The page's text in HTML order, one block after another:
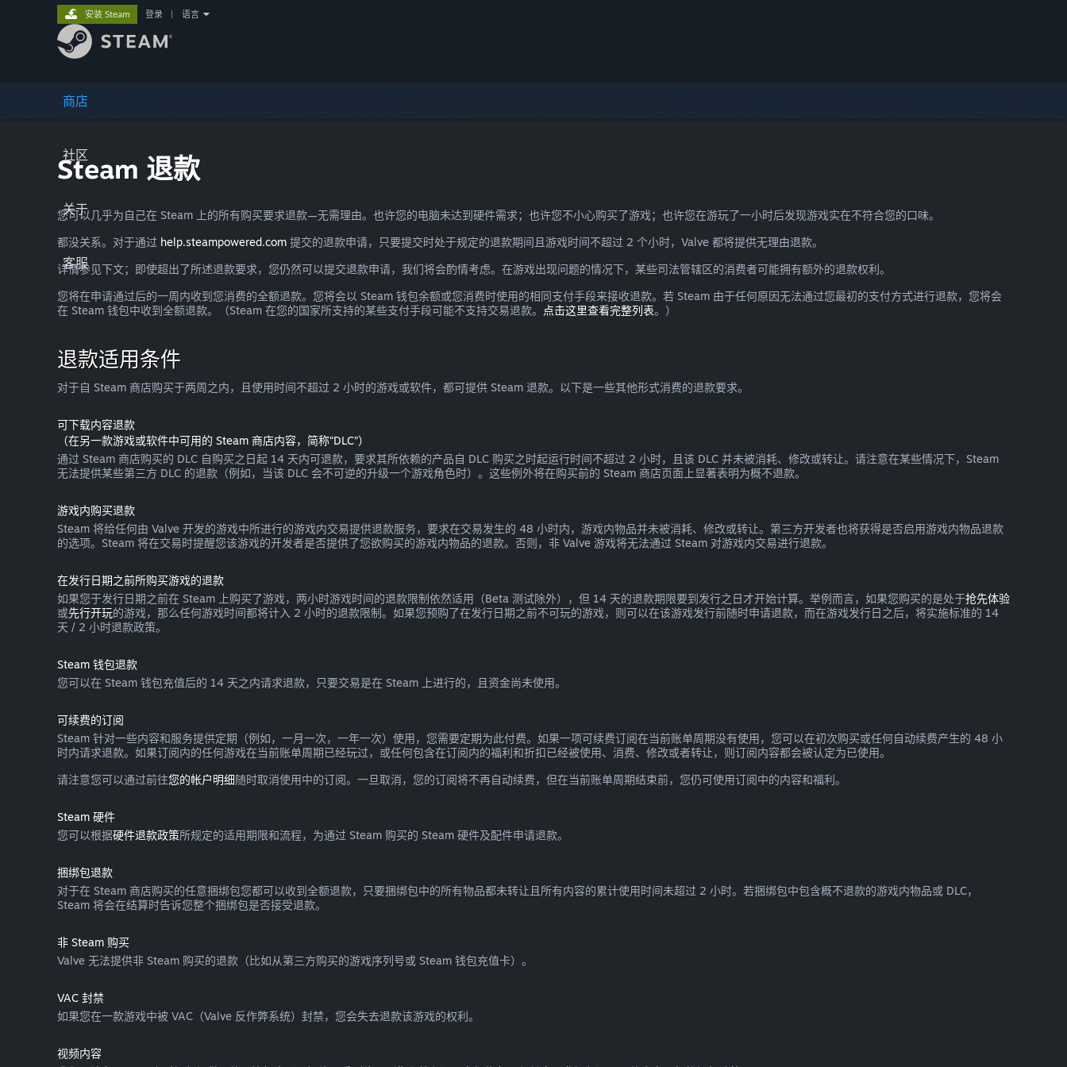
商店
社区
关于
客服
安装 Steam 登录 语言
Steam 退款
您可以几乎为自己在 Steam 上的所有购买要求退款—无需理由。也许您的电脑未达到硬件需求；也许您不小心购买了游戏；也许您在游玩了一小时后发现游戏实在不符合您的口味。
都没关系。对于通过 help.steampowered.com 提交的退款申请，只要提交时处于规定的退款期间且游戏时间不超过 2 个小时，Valve 都将提供无理由退款。
详情参见下文；即使超出了所述退款要求，您仍然可以提交退款申请，我们将会酌情考虑。在游戏出现问题的情况下，某些司法管辖区的消费者可能拥有额外的退款权利。
您将在申请通过后的一周内收到您消费的全额退款。您将会以 Steam 钱包余额或您消费时使用的相同支付手段来接收退款。若 Steam 由于任何原因无法通过您最初的支付方式进行退款，您将会
在 Steam 钱包中收到全额退款。（Steam 在您的国家所支持的某些支付手段可能不支持交易退款。
点击这里查看完整列表。）
退款适用条件
对于自 Steam 商店购买于两周之内，且使用时间不超过 2 小时的游戏或软件，都可提供 Steam 退款。以下是一些其他形式消费的退款要求。
可下载内容退款
（在另一款游戏或软件中可用的 Steam 商店内容，简称“DLC”）
通过 Steam 商店购买的 DLC 自购买之日起 14 天内可退款，要求其所依赖的产品自 DLC 购买之时起运行时间不超过 2 小时，且该 DLC 并未被消耗、修改或转让。请注意在某些情况下，Steam
无法提供某些第三方 DLC 的退款（例如，当该 DLC 会不可逆的升级一个游戏角色时）。这些例外将在购买前的 Steam 商店页面上显著表明为概不退款。
游戏内购买退款
Steam 将给任何由 Valve 开发的游戏中所进行的游戏内交易提供退款服务，要求在交易发生的 48 小时内，游戏内物品并未被消耗、修改或转让。第三方开发者也将获得是否启用游戏内物品退款
的选项。Steam 将在交易时提醒您该游戏的开发者是否提供了您欲购买的游戏内物品的退款。否则，非 Valve 游戏将无法通过 Steam 对游戏内交易进行退款。
在发行日期之前所购买游戏的退款
如果您于发行日期之前在 Steam 上购买了游戏，两小时游戏时间的退款限制依然适用（Beta 测试除外），但 14 天的退款期限要到发行之日才开始计算。举例而言，如果您购买的是处于抢先体验
或先行开玩的游戏，那么任何游戏时间都将计入 2 小时的退款限制。如果您预购了在发行日期之前不可玩的游戏，则可以在该游戏发行前随时申请退款，而在游戏发行日之后，将实施标准的 14
天 / 2 小时退款政策。
Steam 钱包退款
您可以在 Steam 钱包充值后的 14 天之内请求退款，只要交易是在 Steam 上进行的，且资金尚未使用。
可续费的订阅
Steam 针对一些内容和服务提供定期（例如，一月一次，一年一次）使用，您需要定期为此付费。如果一项可续费订阅在当前账单周期没有使用，您可以在初次购买或任何自动续费产生的 48 小
时内请求退款。如果订阅内的任何游戏在当前账单周期已经玩过，或任何包含在订阅内的福利和折扣已经被使用、消费、修改或者转让，则订阅内容都会被认定为已使用。
请注意您可以通过前往您的帐户明细随时取消使用中的订阅。一旦取消，您的订阅将不再自动续费，但在当前账单周期结束前，您仍可使用订阅中的内容和福利。
Steam 硬件
您可以根据硬件退款政策所规定的适用期限和流程，为通过 Steam 购买的 Steam 硬件及配件申请退款。
捆绑包退款
对于在 Steam 商店购买的任意捆绑包您都可以收到全额退款，只要捆绑包中的所有物品都未转让且所有内容的累计使用时间未超过 2 小时。若捆绑包中包含概不退款的游戏内物品或 DLC，
Steam 将会在结算时告诉您整个捆绑包是否接受退款。
非 Steam 购买
Valve 无法提供非 Steam 购买的退款（比如从第三方购买的游戏序列号或 Steam 钱包充值卡）。
VAC 封禁
如果您在一款游戏中被 VAC（Valve 反作弊系统）封禁，您会失去退款该游戏的权利。
视频内容